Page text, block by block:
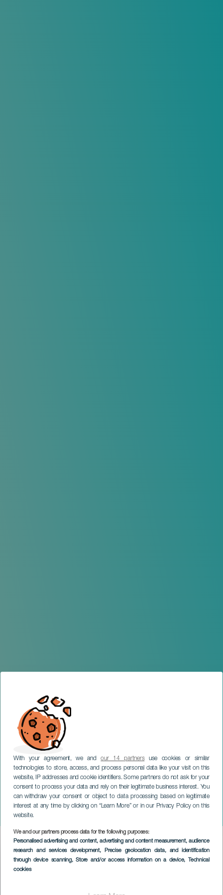
With your agreement, we andour 14 partnersuse cookies or similar
technologies to store, access, and process personal data like your visit on this
website, IP addresses and cookie identifiers. Some partners do not ask for your
consent to process your data and rely on their legitimate business interest. You
can withdraw your consent or object to data processing based on legitimate
interest at any time by clicking on “Learn More” or in our Privacy Policy on this
website.
We and our partners process data for the following purposes:
Personalised advertising and content, advertising and content measurement, audience
research and services development, Precise geolocation data, and identification
through device scanning, Store and/or access information on a device, Technical
cookies
Chucho konsertissa
TENERIFFA
Imagen
Listado